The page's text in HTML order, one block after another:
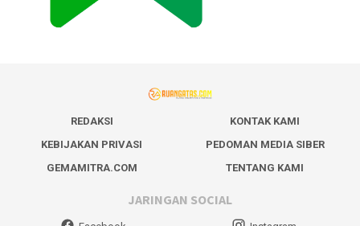
REDAKSI
KONTAK KAMI
KEBIJAKAN PRIVASI
PEDOMAN MEDIA SIBER
GEMAMITRA.COM
TENTANG KAMI
JARINGAN SOCIAL